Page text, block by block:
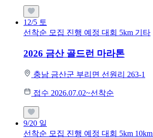
12/5 토
선착순 모집 진행 예정 대회 5km 기타
2026 금산 골드런 마라톤
충남 금산군 부리면 선원리 263-1
접수 2026.07.02~선착순
9/20 일
선착순 모집 진행 예정 대회 5km 10km